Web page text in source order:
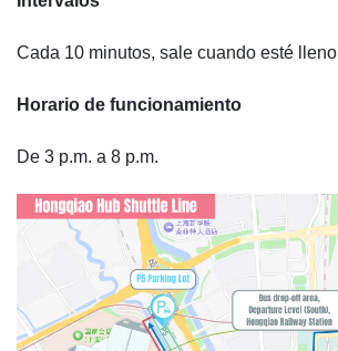
Cada 10 minutos, sale cuando esté lleno
Horario de funcionamiento
De 3 p.m. a 8 p.m.